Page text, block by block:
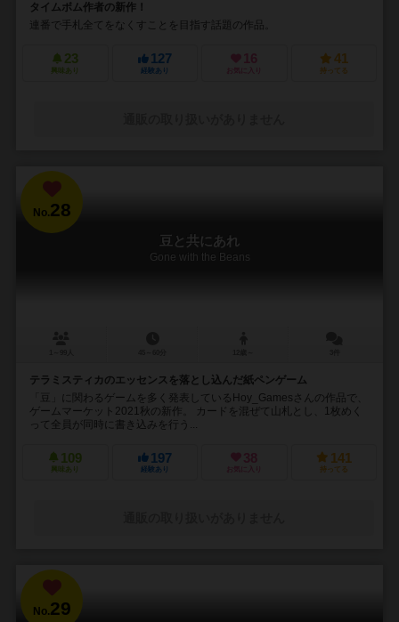
タイムボム作者の新作！
連番で手札全てをなくすことを目指す話題の作品。
23
興味あり
127
経験あり
16
お気に入り
41
持ってる
No.28
豆と共にあれ
Gone with the Beans
テラミスティカのエッセンスを落とし込んだ紙ペンゲーム
「豆」に関わるゲームを多く発表しているHoy_Gamesさんの作品で、
ゲームマーケット2021秋の新作。 カードを混ぜて山札とし、1枚めく
って全員が同時に書き込みを行う...
109
興味あり
197
経験あり
38
お気に入り
141
持ってる
No.29